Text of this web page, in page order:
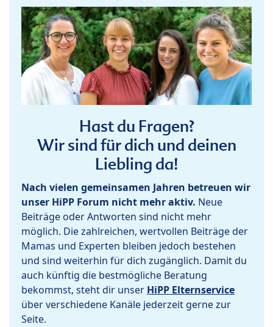
Hast du Fragen?
Wir sind für dich und deinen
Liebling da!
Nach vielen gemeinsamen Jahren betreuen wir
unser HiPP Forum nicht mehr aktiv. Neue
Beiträge oder Antworten sind nicht mehr
möglich. Die zahlreichen, wertvollen Beiträge der
Mamas und Experten bleiben jedoch bestehen
und sind weiterhin für dich zugänglich. Damit du
auch künftig die bestmögliche Beratung
bekommst, steht dir unser HiPP Elternservice
über verschiedene Kanäle jederzeit gerne zur
Seite.